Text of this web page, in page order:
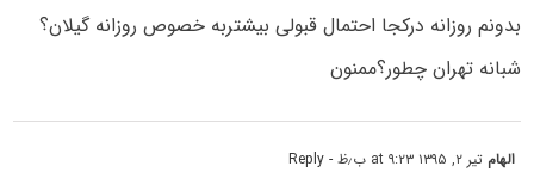
بدونم روزانه درکجا احتمال قبولی بیشتربه خصوص روزانه گیلان؟
شبانه تهران چطور؟ممنون
الهام تیر ۲, ۱۳۹۵ at ۹:۲۳ ب٫ظ - Reply